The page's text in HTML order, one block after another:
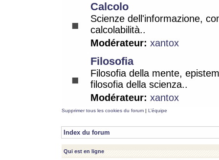
Calcolo
Scienze dell'informazione,
calcolabilità..
Modérateur: xantox
Filosofia
Filosofia della mente,
filosofia della scienza..
Modérateur: xantox
Supprimer tous les cookies du forum | L’équipe
Index du forum
Qui est en ligne